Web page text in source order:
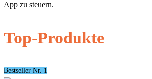
App zu steuern.
Top-Produkte
Bestseller Nr. 1